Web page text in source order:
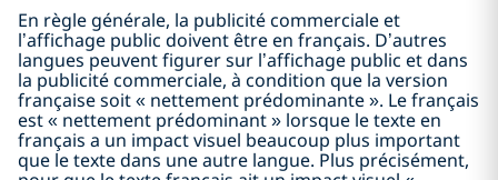
En règle générale, la publicité commerciale et
l’affichage public doivent être en français. D’autres
langues peuvent figurer sur l’affichage public et dans
la publicité commerciale, à condition que la version
française soit « nettement prédominante ». Le français
est « nettement prédominant » lorsque le texte en
français a un impact visuel beaucoup plus important
que le texte dans une autre langue. Plus précisément,